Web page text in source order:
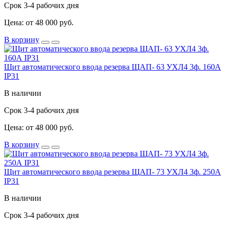
Срок 3-4 рабочих дня
Цена: от 48 000 руб.
В корзину
Щит автоматического ввода резерва ЩАП- 63 УХЛ4 3ф. 160А
IP31
В наличии
Срок 3-4 рабочих дня
Цена: от 48 000 руб.
В корзину
Щит автоматического ввода резерва ЩАП- 73 УХЛ4 3ф. 250А
IP31
В наличии
Срок 3-4 рабочих дня